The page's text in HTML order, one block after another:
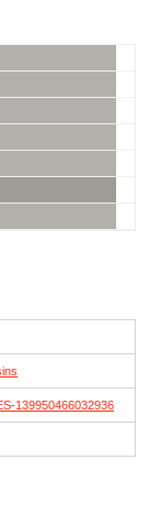
139950466032936